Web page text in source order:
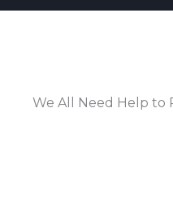
We All Need Help to